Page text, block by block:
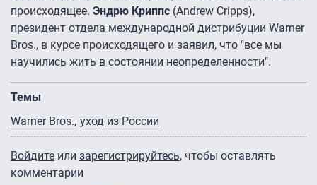
происходящее. Эндрю Криппс (Andrew Cripps),
президент отдела международной дистрибуции Warner
Bros., в курсе происходящего и заявил, что "все мы
научились жить в состоянии неопределенности".
Темы
Warner Bros. уход из России
Войдите или зарегистрируйтесь, чтобы оставлять
комментарии